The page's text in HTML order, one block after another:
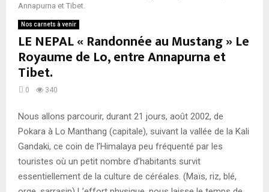
Annapurna et Tibet.
Nos carnets à venir
LE NEPAL « Randonnée au Mustang » Le
Royaume de Lo, entre Annapurna et
Tibet.
0 340
Nous allons parcourir, durant 21 jours, août 2002, de
Pokara à Lo Manthang (capitale), suivant la vallée de la Kali
Gandaki, ce coin de l’Himalaya peu fréquenté par les
touristes où un petit nombre d’habitants survit
essentiellement de la culture de céréales. (Maïs, riz, blé,